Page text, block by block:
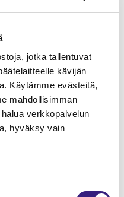
jotka tallentuvat
kävijän
Käytämme evästeitä,
mahdollisimman
verkkopalvelun
hyväksy vain
ja kansiin